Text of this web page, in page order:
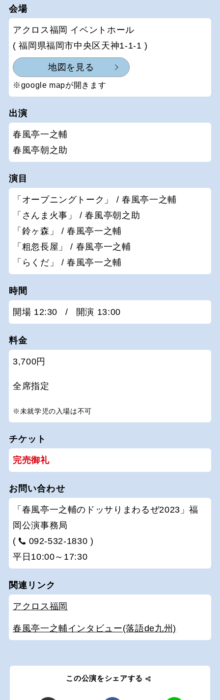
会場
アクロス福岡 イベントホール
( 福岡県福岡市中央区天神1-1-1 )
地図を見る
※google mapが開きます
出演
春風亭一之輔
春風亭朝之助
演目
「オープニングトーク」 / 春風亭一之輔
「さんま火事」 / 春風亭朝之助
「鈴ヶ森」 / 春風亭一之輔
「粗忽長屋」 / 春風亭一之輔
「らくだ」 / 春風亭一之輔
時間
開場 12:30 / 開演 13:00
料金
3,700円
全席指定
※未就学児の入場は不可
チケット
完売御礼
お問い合わせ
「春風亭一之輔のドッサりまわるぜ2023」福
岡公演事務局
(
092-532-1830 )
平日10:00～17:30
関連リンク
アクロス福岡
春風亭一之輔インタビュー(落語de九州)
この公演をシェアする